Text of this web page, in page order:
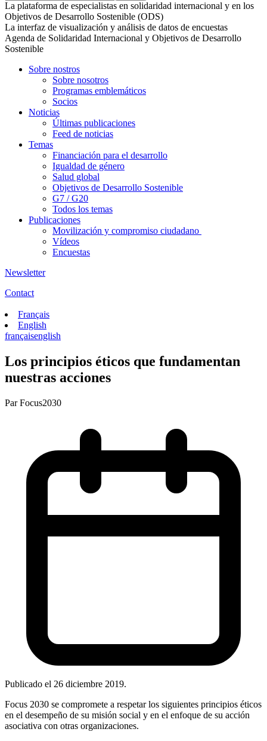
La plataforma de especialistas en solidaridad internacional y en los
Objetivos de Desarrollo Sostenible (ODS)
La interfaz de visualización y análisis de datos de encuestas
Agenda de Solidaridad Internacional y Objetivos de Desarrollo
Sostenible
Sobre nostros
Sobre nosotros
Programas emblemáticos
Socios
Noticias
Últimas publicaciones
Feed de noticias
Temas
Financiación para el desarrollo
Igualdad de género
Salud global
Objetivos de Desarrollo Sostenible
G7 / G20
Todos los temas
Publicaciones
Movilización y compromiso ciudadano
Vídeos
Encuestas
Newsletter
Contact
Français
English
françaisenglish
Los principios éticos que fundamentan
nuestras acciones
ParFocus2030
Publicado el 26 diciembre 2019.
Focus 2030 se compromete a respetar los siguientes principios éticos
en el desempeño de su misión social y en el enfoque de su acción
asociativa con otras organizaciones.